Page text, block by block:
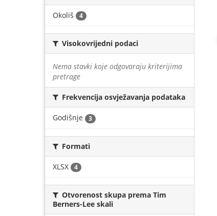
Okoliš 4
Visokovrijedni podaci
Nema stavki koje odgovaraju kriterijima
pretrage
Frekvencija osvježavanja podataka
Godišnje 3
Formati
XLSX 4
Otvorenost skupa prema Tim
Berners-Lee skali